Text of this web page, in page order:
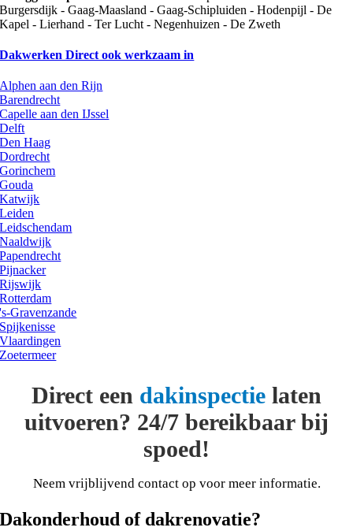
Burgersdijk - Gaag-Maasland - Gaag-Schipluiden - Hodenpijl - De
Kapel - Lierhand - Ter Lucht - Negenhuizen - De Zweth
Dakwerken Direct ook werkzaam in
Alphen aan den Rijn
Barendrecht
Capelle aan den IJssel
Delft
Den Haag
Dordrecht
Gorinchem
Gouda
Katwijk
Leiden
Leidschendam
Naaldwijk
Papendrecht
Pijnacker
Rijswijk
Rotterdam
's-Gravenzande
Spijkenisse
Vlaardingen
Zoetermeer
Direct een dakinspectie laten
uitvoeren? 24/7 bereikbaar bij
spoed!
Neem vrijblijvend contact op voor meer informatie.
Dakonderhoud of dakrenovatie?